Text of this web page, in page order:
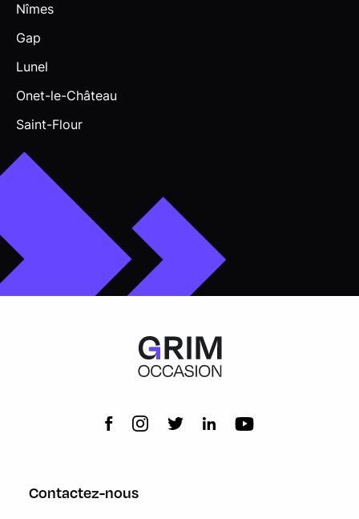
Nîmes
Gap
Lunel
Onet-le-Château
Saint-Flour
Contactez-nous